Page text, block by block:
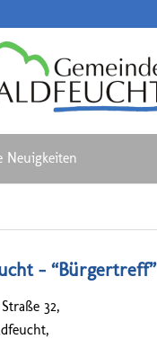
Neuigkeiten
– “Bürgertreff”
32,